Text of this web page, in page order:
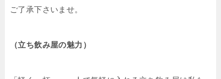
ご了承下さいませ。
（立ち飲み屋の魅力）